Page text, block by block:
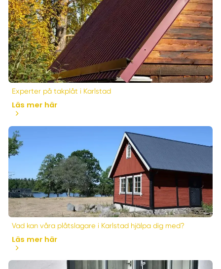
Experter på takplåt i Karlstad
Läs mer här
Vad kan våra plåtslagare i Karlstad hjälpa dig med?
Läs mer här